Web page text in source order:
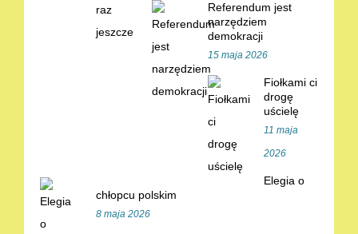
Referendum jest
narzędziem
demokracji
15 maja 2026
Fiołkami ci
drogę
uścielę
11 maja
2026
Elegia o
chłopcu polskim
8 maja 2026